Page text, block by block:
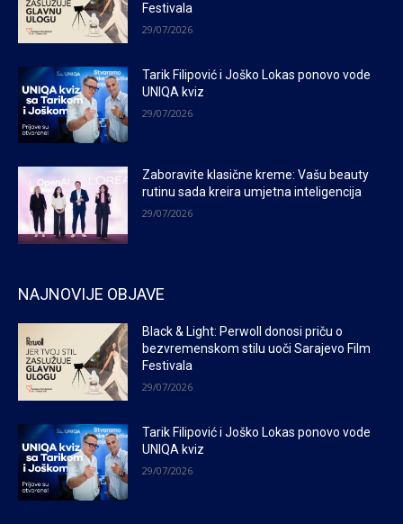
Festivala
29/07/2026
Tarik Filipović i Joško Lokas ponovo vode
UNIQA kviz
29/07/2026
Zaboravite klasične kreme: Vašu beauty
rutinu sada kreira umjetna inteligencija
29/07/2026
NAJNOVIJE OBJAVE
Black & Light: Perwoll donosi priču o
bezvremenskom stilu uoči Sarajevo Film
Festivala
29/07/2026
Tarik Filipović i Joško Lokas ponovo vode
UNIQA kviz
29/07/2026